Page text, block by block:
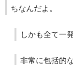
ちなんだよ。
しかも全て一
非常に包括的